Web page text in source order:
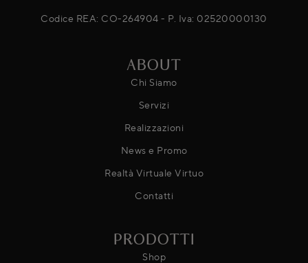
Codice REA: CO-264904 - P. Iva: 02520000130
ABOUT
Chi Siamo
Servizi
Realizzazioni
News e Promo
Realtà Virtuale Virtuo
Contatti
PRODOTTI
Shop